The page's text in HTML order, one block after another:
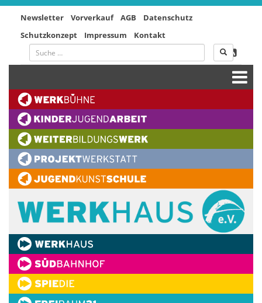
Newsletter Vorverkauf AGB
Datenschutz
Schutzkonzept
Impressum Kontakt